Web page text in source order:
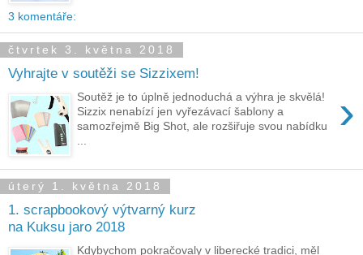
3 komentáře:
čtvrtek 3. května 2018
Vyhrajte v soutěži se Sizzixem!
›
Soutěž je to úplně jednoduchá a výhra je skvělá!
Sizzix nenabízí jen vyřezávací šablony a
samozřejmě Big Shot, ale rozšiřuje svou nabídku
úterý 1. května 2018
1. scrapbookový výtvarný kurz
na Kuksu jaro 2018
Kdybychom pokračovaly v liberecké tradici, měl